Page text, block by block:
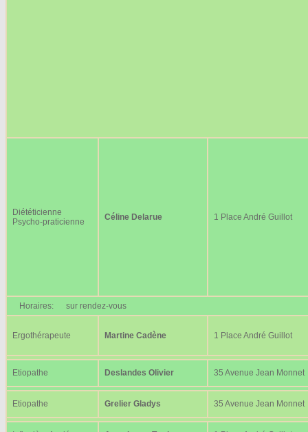
Diététicienne
Psycho-praticienne
Céline Delarue 1 Place André Guillot
Horaires: sur rendez-vous
Ergothérapeute Martine Cadène 1 Place André Guillot
Etiopathe Deslandes Olivier 35 Avenue Jean Monnet
Etiopathe Grelier Gladys 35 Avenue Jean Monnet